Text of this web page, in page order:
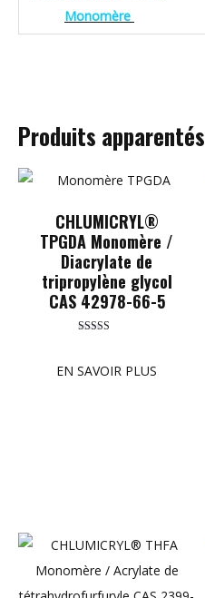
Monomère
Produits apparentés
CHLUMICRYL®
TPGDA Monomère /
Diacrylate de
tripropylène glycol
CAS 42978-66-5
EN SAVOIR PLUS